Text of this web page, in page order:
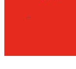
...